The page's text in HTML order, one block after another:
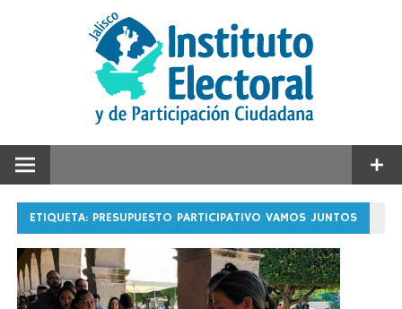
ETIQUETA: PRESUPUESTO PARTICIPATIVO VAMOS JUNTOS